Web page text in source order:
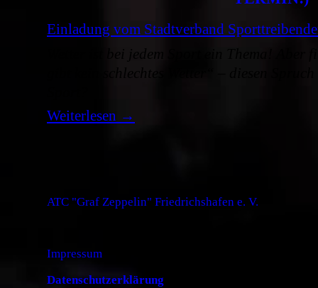
Einladung vom Stadtverband
Weiterlesen →
ATC "Graf Zeppelin" Friedrichshafen e. V.
Impressum
Datenschutzerklärung